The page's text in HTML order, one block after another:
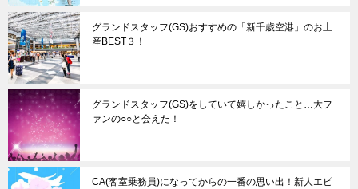
グランドスタッフ(GS)おすすめの「新千歳空港」のお土
産BEST３！
グランドスタッフ(GS)をしていて嬉しかったこと…大フ
ァンの○○と会えた！
CA(客室乗務員)になってからの一番の思い出！新人エピ